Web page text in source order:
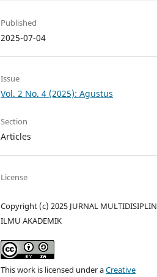
Published
2025-07-04
Issue
Vol. 2 No. 4 (2025): Agustus
Section
Articles
License
Copyright (c) 2025 JURNAL MULTIDISIPLIN
ILMU AKADEMIK
This work is licensed under aCreative